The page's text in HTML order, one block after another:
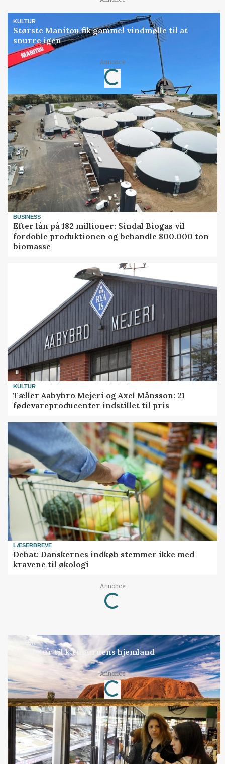
KULTUR
Største Manitou fik gammel vindmølle til at
snurre igen
Annonce
Loading...
BUSINESS
Efter lån på 182 millioner: Sindal Biogas vil
fordoble produktionen og behandle 800.000 ton
biomasse
KULTUR
Tæller Aabybro Mejeri og Axel Månsson: 21
fødevareproducenter indstillet til pris
LÆSERBREVE
Debat: Danskernes indkøb stemmer ikke med
kravene til økologi
Annonce
Loading...
KULTUR
Studietur til kænguruens hjemland
Annonce
Loading...